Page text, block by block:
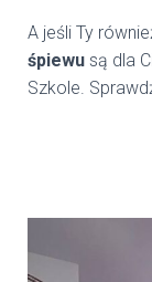
A jeśli Ty
śpiewu są dla
Szkole.